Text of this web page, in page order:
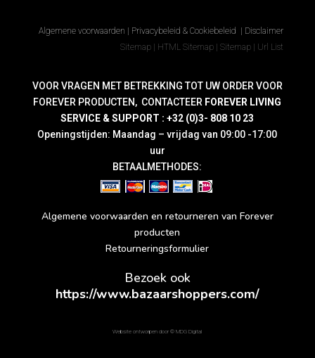
Algemene voorwaarden Privacybeleid & Cookiebeleid
Disclaimer
Sitemap
HTML Sitemap |Sitemap Url List
VOOR VRAGEN MET BETREKKING TOT UW ORDER VOOR
FOREVER PRODUCTEN, CONTACTEER FOREVER LIVING
SERVICE & SUPPORT : +32 (0)3- 808 10 23
Openingstijden: Maandag – vrijdag van 09:00 -17:00
uur
BETAALMETHODES:
Algemene voorwaarden en retourneren van Forever
producten
Retourneringsformulier
Bezoek ook
https://www.bazaarshoppers.com/
Website ontworpen door ©MDG Digital